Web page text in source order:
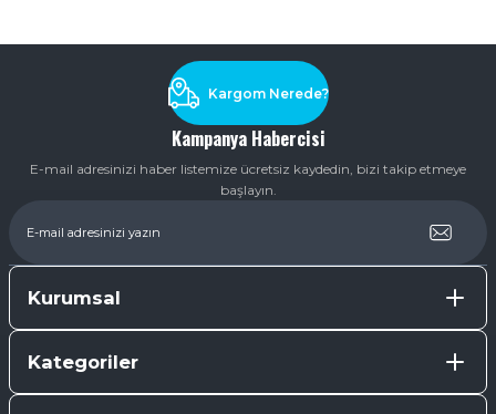
Kampanya Habercisi
E-mail adresinizi haber listemize ücretsiz kaydedin, bizi takip etmeye
başlayın.
Kargom Nerede?
Kurumsal
Kategoriler